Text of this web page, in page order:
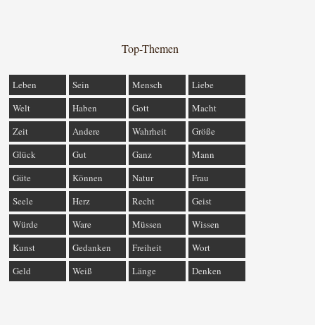
Top-Themen
Leben Sein Mensch
Liebe
Welt
Haben Gott
Macht
Zeit
Andere Wahrheit
Größe
Glück
Gut Ganz
Mann
Güte
Können Natur
Frau
Seele
Herz Recht
Geist
Würde
Ware Müssen
Wissen
Kunst
Gedanken Freiheit
Wort
Geld
Weiß Länge Denken